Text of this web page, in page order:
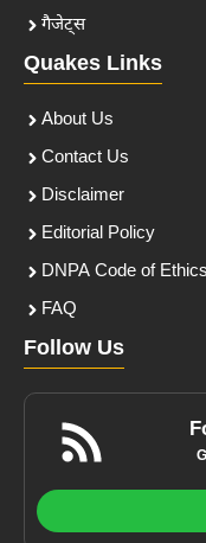
गैजेट्स
Quakes Links
About Us
Contact Us
Disclaimer
Editorial Policy
DNPA Code of Ethics
FAQ
Follow Us